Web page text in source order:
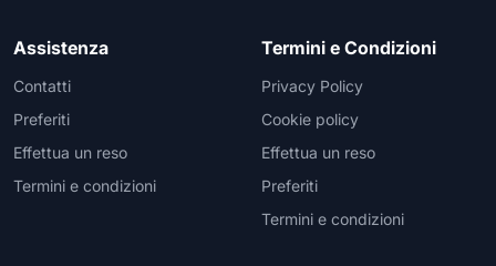
Assistenza
Contatti
Preferiti
Effettua un reso
Termini e condizioni
Termini e Condizioni
Privacy Policy
Cookie policy
Effettua un reso
Preferiti
Termini e condizioni